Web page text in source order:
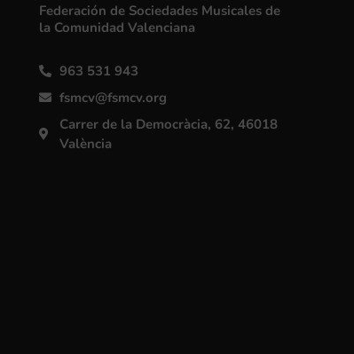
Federación de Sociedades Musicales de
la Comunidad Valenciana
963 531 943
fsmcv@fsmcv.org
Carrer de la Democràcia, 62, 46018
València